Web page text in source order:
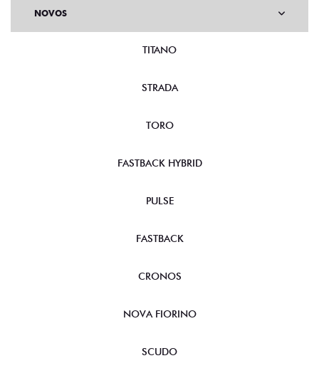
NOVOS
TITANO
STRADA
TORO
FASTBACK HYBRID
PULSE
FASTBACK
CRONOS
NOVA FIORINO
SCUDO